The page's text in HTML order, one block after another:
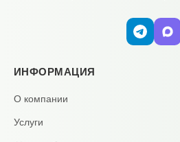
ИНФОРМАЦИЯ
О компании
Услуги